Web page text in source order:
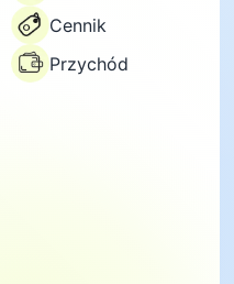
Cennik
Przychód